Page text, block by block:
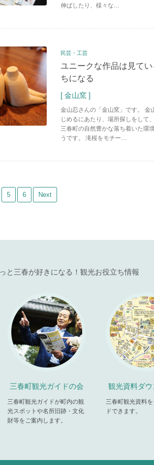
伸ばしたり、様々な…
民芸・工芸
ユニークな作品は見て
ちになる
[ 金山窯 ]
金山忍さんの「金山窯」です。 金
じめるにあたり、場所探しをして
三春町の自然豊かな落ち着いた環
うです。 滝桜をモチー…
5 6 Next
と三春が好きになる！観光お役立ち情報
三春町観光ガイドの会
三春町観光ガイドが町内の観
光スポットや名所旧跡・文化
財等をご案内します。
観光資料ダウ
三春町観光資料
ドできます。